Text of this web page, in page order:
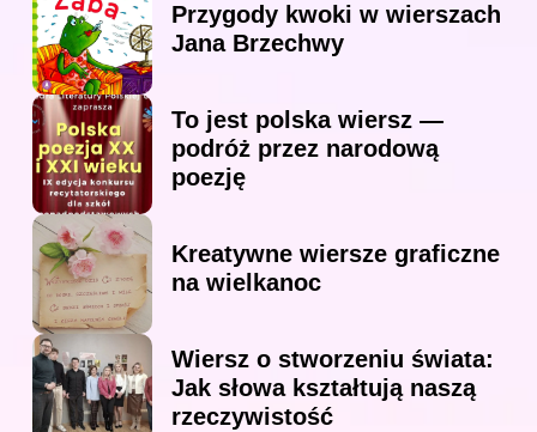
Przygody kwoki w wierszach
Jana Brzechwy
To jest polska wiersz —
podróż przez narodową
poezję
Kreatywne wiersze graficzne
na wielkanoc
Wiersz o stworzeniu świata:
Jak słowa kształtują naszą
rzeczywistość